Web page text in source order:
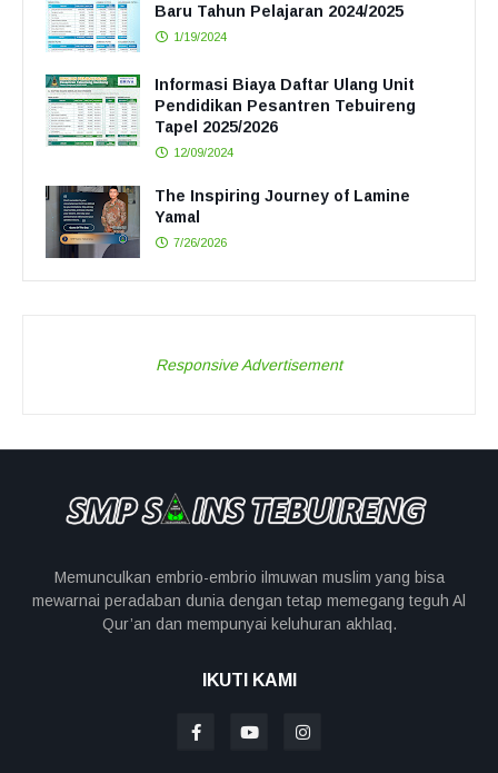
Baru Tahun Pelajaran 2024/2025
1/19/2024
Informasi Biaya Daftar Ulang Unit
Pendidikan Pesantren Tebuireng
Tapel 2025/2026
12/09/2024
The Inspiring Journey of Lamine
Yamal
7/26/2026
Responsive Advertisement
Memunculkan embrio-embrio ilmuwan muslim yang bisa
mewarnai peradaban dunia dengan tetap memegang teguh Al
Qur’an dan mempunyai keluhuran akhlaq.
IKUTI KAMI